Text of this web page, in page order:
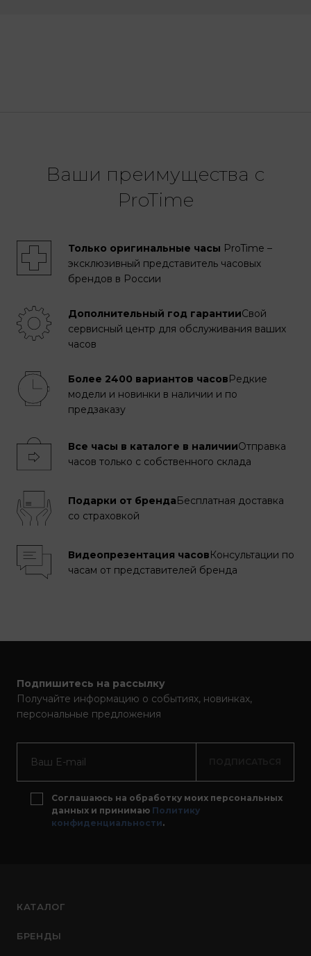
Ваши преимущества с
ProTime
Только оригинальные часы ProTime –
эксклюзивный представитель часовых
брендов в России
Дополнительный год гарантииСвой
сервисный центр для обслуживания ваших
часов
Более 2400 вариантов часовРедкие
модели и новинки в наличии и по
предзаказу
Все часы в каталоге в наличииОтправка
часов только с собственного склада
Подарки от брендаБесплатная доставка
со страховкой
Видеопрезентация часовКонсультации по
часам от представителей бренда
Подпишитесь на рассылку
Получайте информацию о событиях, новинках,
персональные предложения
Соглашаюсь на обработку моих персональных
данных и принимаю Политику
конфиденциальности.
КАТАЛОГ
БРЕНДЫ